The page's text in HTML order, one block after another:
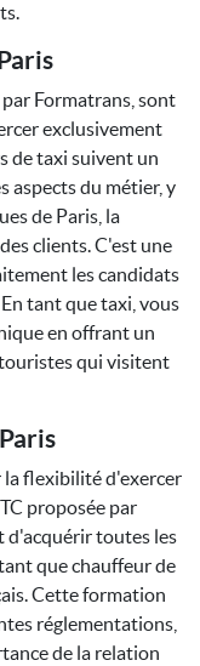
Formatrans, sont
exclusivement
de taxi suivent un
aspects du métier, y
de Paris, la
clients. C'est une
les candidats
tant que taxi, vous
en offrant un
qui visitent
la flexibilité d'exercer
proposée par
d'acquérir toutes les
que chauffeur de
Cette formation
réglementations,
de la relation